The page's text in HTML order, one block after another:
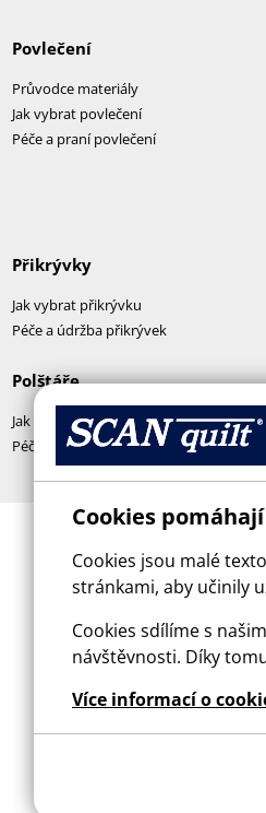
Povlečení
Průvodce materiály
Jak vybrat povlečení
Péče a praní povlečení
Přikrývky
Jak vybrat přikrývku
Péče a údržba přikrývek
Polštáře
Jak vybrat polštář
Péče a praní polštářů
This site is protected by
Cookies
Cookies jsou malé
stránkami, aby učinily
Cookies sdílíme s
návštěvnosti. Díky
Více informací o